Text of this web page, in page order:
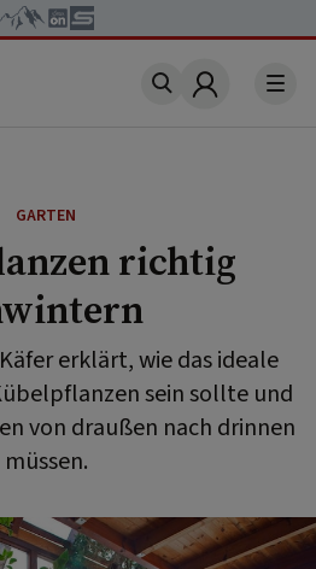
Account
GARTEN
richtig
erklärt, wie das ideale
sein sollte und
von draußen nach drinnen
müssen.